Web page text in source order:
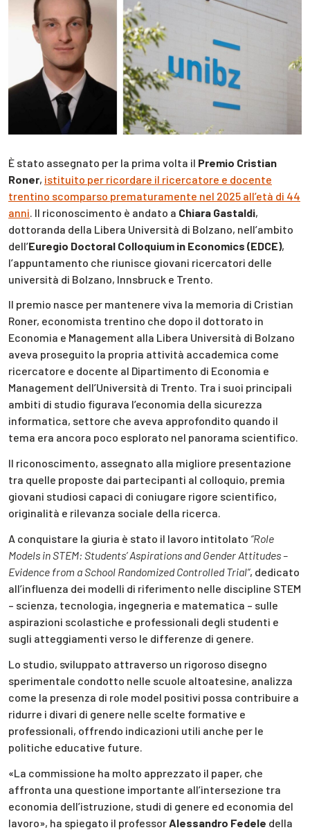
È stato assegnato per la prima volta il Premio Cristian
Roner, istituito per ricordare il ricercatore e docente
trentino scomparso prematuramente nel 2025 all’età di 44
anni . Il riconoscimento è andato a Chiara Gastaldi,
dottoranda della Libera Università di Bolzano, nell’ambito
dell’Euregio Doctoral Colloquium in Economics (EDCE),
l’appuntamento che riunisce giovani ricercatori delle
università di Bolzano, Innsbruck e Trento.
Il premio nasce per mantenere viva la memoria di Cristian
Roner, economista trentino che dopo il dottorato in
Economia e Management alla Libera Università di Bolzano
aveva proseguito la propria attività accademica come
ricercatore e docente al Dipartimento di Economia e
Management dell’Università di Trento. Tra i suoi principali
ambiti di studio figurava l’economia della sicurezza
informatica, settore che aveva approfondito quando il
tema era ancora poco esplorato nel panorama scientifico.
Il riconoscimento, assegnato alla migliore presentazione
tra quelle proposte dai partecipanti al colloquio, premia
giovani studiosi capaci di coniugare rigore scientifico,
originalità e rilevanza sociale della ricerca.
A conquistare la giuria è stato il lavoro intitolato “Role
Models in STEM: Students’ Aspirations and Gender Attitudes –
Evidence from a School Randomized Controlled Trial”, dedicato
all’influenza dei modelli di riferimento nelle discipline STEM
– scienza, tecnologia, ingegneria e matematica – sulle
aspirazioni scolastiche e professionali degli studenti e
sugli atteggiamenti verso le differenze di genere.
Lo studio, sviluppato attraverso un rigoroso disegno
sperimentale condotto nelle scuole altoatesine, analizza
come la presenza di role model positivi possa contribuire a
ridurre i divari di genere nelle scelte formative e
professionali, offrendo indicazioni utili anche per le
politiche educative future.
«La commissione ha molto apprezzato il paper, che
affronta una questione importante all’intersezione tra
economia dell’istruzione, studi di genere ed economia del
lavoro», ha spiegato il professor Alessandro Fedele della